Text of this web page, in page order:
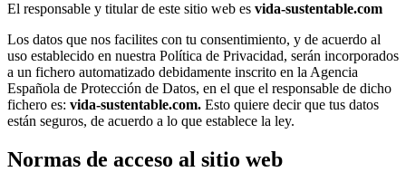
El responsable y titular de este sitio web es vida-sustentable.com
Los datos que nos facilites con tu consentimiento, y de acuerdo al
uso establecido en nuestra Política de Privacidad, serán incorporados
a un fichero automatizado debidamente inscrito en la Agencia
Española de Protección de Datos, en el que el responsable de dicho
fichero es: vida-sustentable.com. Esto quiere decir que tus datos
están seguros, de acuerdo a lo que establece la ley.
Normas de acceso al sitio web